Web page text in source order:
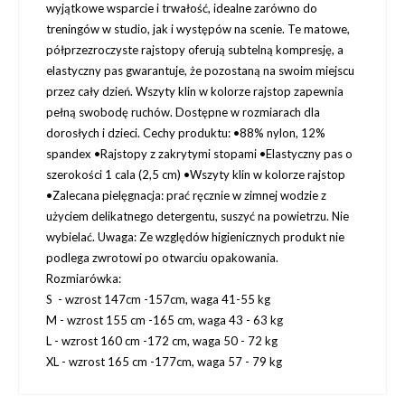
wyjątkowe wsparcie i trwałość, idealne zarówno do
treningów w studio, jak i występów na scenie. Te matowe,
półprzezroczyste rajstopy oferują subtelną kompresję, a
elastyczny pas gwarantuje, że pozostaną na swoim miejscu
przez cały dzień. Wszyty klin w kolorze rajstop zapewnia
pełną swobodę ruchów. Dostępne w rozmiarach dla
dorosłych i dzieci. Cechy produktu: •88% nylon, 12%
spandex •Rajstopy z zakrytymi stopami •Elastyczny pas o
szerokości 1 cala (2,5 cm) •Wszyty klin w kolorze rajstop
•Zalecana pielęgnacja: prać ręcznie w zimnej wodzie z
użyciem delikatnego detergentu, suszyć na powietrzu. Nie
wybielać. Uwaga: Ze względów higienicznych produkt nie
podlega zwrotowi po otwarciu opakowania.
Rozmiarówka:
S - wzrost 147cm -157cm, waga 41-55 kg
M - wzrost 155 cm -165 cm, waga 43 - 63 kg
L - wzrost 160 cm -172 cm, waga 50 - 72 kg
XL - wzrost 165 cm -177cm, waga 57 - 79 kg